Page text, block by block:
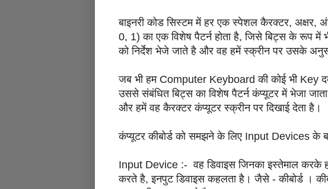
बाइनरी कोड सिस्टम में हर एक स्पेशल कैरक्टर, अक्षर,
0, 1) का एक विशेष पैटर्न होता है, जिसे बिट्स के रूप में
को निर्देश भेजे जाते है और वह हमें स्क्रीन पर उसके
जब भी हम Computer Keyboard की कोई भी Key
उससे संबंधित बिट्स का विशेष पैटर्न कंप्यूटर में भेजा
और हमें वह कैरक्टर कंप्यूटर स्क्रीन पर दिखाई देता है।
कंप्यूटर कीबोर्ड को समझने के लिए Input Devices के
Input Device :- वह डिवाइस जिनका इस्तेमाल करके
करते है, इनपुट डिवाइस कहलता है। जैसे - कीबोर्ड ।